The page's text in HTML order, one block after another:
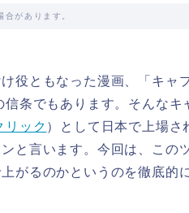
があります。
役ともなった漫画、「キャ
条でもあります。そんなキ
リック ）として日本で上場さ
と言います。今回は、この
がるのかというのを徹底的